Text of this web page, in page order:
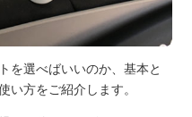
を選べばいいのか、基本と
い方をご紹介します。